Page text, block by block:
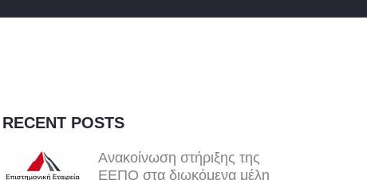
RECENT POSTS
Ανακοίνωση στήριξης της
ΕΕΠΟ στα διωκόμενα μέλη